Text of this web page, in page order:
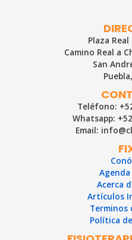
Plaza
Camino Real a
San
Teléfono:
Whatsapp:
Email:
Acerca
Artículos
Terminos
Política